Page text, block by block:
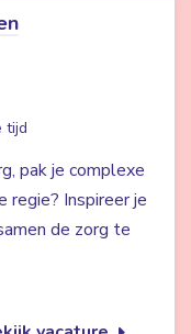
tijd
pak je complexe
regie? Inspireer je
de zorg te